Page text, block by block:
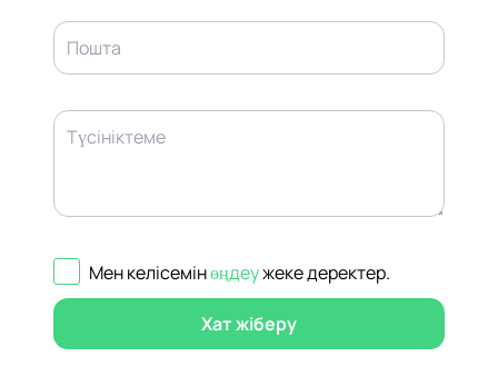
Пошта
Түсініктеме
Мен келісемінөңдеужеке деректер.
Хат жіберу